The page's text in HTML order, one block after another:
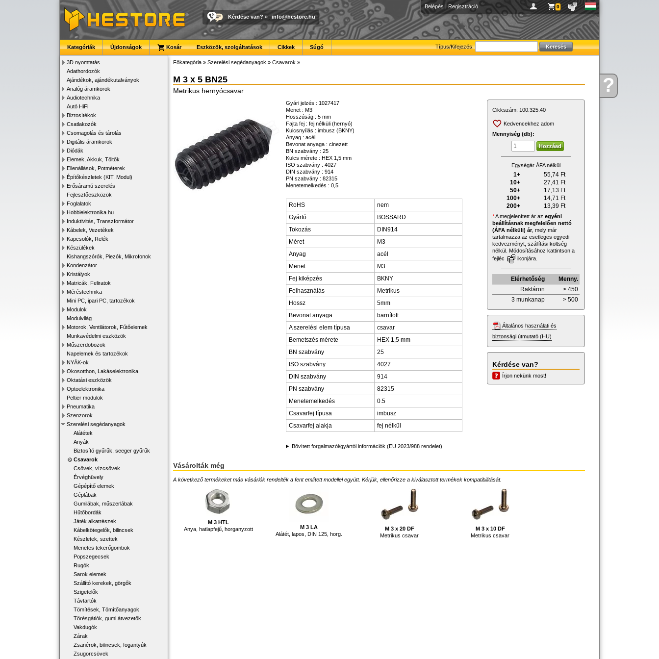
Kérdése?
Belépés | Regisztráció 0
Kérdése van? » info@hestore.hu
Típus/Kifejezés:
Kategóriák Újdonságok Kosár Eszközök, szolgáltatások Cikkek Súgó
3D nyomtatás
Adathordozók
Ajándékok, ajándékutalványok
Analóg áramkörök
Audiotechnika
Autó HiFi
Biztosítékok
Csatlakozók
Csomagolás és tárolás
Digitális áramkörök
Diódák
Elemek, Akkuk, Töltők
Ellenállások, Potméterek
Építőkészletek (KIT, Modul)
Erősáramú szerelés
Fejlesztőeszközök
Foglalatok
Hobbielektronika.hu
Induktivitás, Transzformátor
Kábelek, Vezetékek
Kapcsolók, Relék
Készülékek
Kishangszórók, Piezók, Mikrofonok
Kondenzátor
Kristályok
Matricák, Feliratok
Méréstechnika
Mini PC, ipari PC, tartozékok
Modulok
Modulvilág
Motorok, Ventilátorok, Fűtőelemek
Munkavédelmi eszközök
Műszerdobozok
Napelemek és tartozékok
NYÁK-ok
Okosotthon, Lakáselektronika
Oktatási eszközök
Optoelektronika
Peltier modulok
Pneumatika
Szenzorok
Szerelési segédanyagok
Alátétek
Anyák
Biztosító gyűrűk, seeger gyűrűk
Csavarok
Csövek, vízcsövek
Érvéghüvely
Gépépítő elemek
Géplábak
Gumilábak, műszerlábak
Hűtőbordák
Játék alkatrészek
Kábelkötegelők, bilincsek
Készletek, szettek
Menetes tekerőgombok
Popszegecsek
Rugók
Sarok elemek
Szállító kerekek, görgők
Szigetelők
Távtartók
Tömítések, Tömítőanyagok
Törésgátlók, gumi átvezetők
Vakdugók
Zárak
Zsanérok, bilincsek, fogantyúk
Zsugorcsövek
Főkategória » Szerelési segédanyagok » Csavarok »
M 3 x 5 BN25
Metrikus hernyócsavar
Gyári jelzés : 1027417
Menet : M3
Hosszúság : 5 mm
Fajta fej : fej nélküli (hernyó)
Kulcsnyílás : imbusz (BKNY)
Anyag : acél
Bevonat anyaga : cinezett
BN szabvány : 25
Kulcs mérete : HEX 1,5 mm
ISO szabvány : 4027
DIN szabvány : 914
PN szabvány : 82315
Menetemelkedés : 0,5
RoHS
nem
Gyártó
BOSSARD
Tokozás
DIN914
Méret
M3
Anyag
acél
Menet
M3
Fej kiképzés
BKNY
Felhasználás
Metrikus
Hossz
5mm
Bevonat anyaga
barnított
A szerelési elem típusa
csavar
Bemetszés mérete
HEX 1,5 mm
BN szabvány
25
ISO szabvány
4027
DIN szabvány
914
PN szabvány
82315
Menetemelkedés
0.5
Csavarfej típusa
imbusz
Csavarfej alakja
fej nélkül
Bővített forgalmazói/gyártói információk (EU 2023/988 rendelet)
Cikkszám: 100.325.40
Kedvencekhez adom
Mennyiség (db):
Egységár ÁFA nélkül
1+ 55,74 Ft
10+
27,41 Ft
50+
17,13 Ft
100+
14,71 Ft
200+
13,39 Ft
*A megjelenített ár az egyéni
beállításnak megfelelően nettó
(ÁFA nélküli) ár, mely már
tartalmazza az esetleges egyedi
kedvezményt, szállítási költség
nélkül. Módosításához kattintson a
fejléc
ikonjára.
Elérhetőség
Menny.
Raktáron
> 450
3 munkanap
> 500
Általános használati és
biztonsági útmutató (HU)
Kérdése van?
Írjon nekünk most!
Vásárolták még
A következő termékeket más vásárlók rendelték a fent említett modellel együtt. Kérjük, ellenőrizze a kiválasztott termékek kompatibilitását.
M 3 HTL
Anya, hatlapfejű, horganyzott
M 3 LA
Alátét, lapos, DIN 125, horg.
M 3 x 20 DF
Metrikus csavar
M 3 x 10 DF
Metrikus csavar